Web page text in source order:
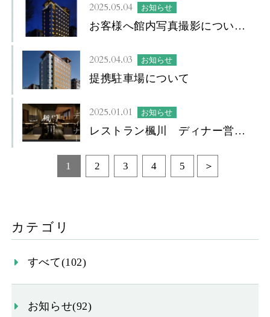
2025.05.04 お知らせ
お客様へ館内写真撮影について
2025.04.03 お知らせ
提携駐車場について
2025.01.01 お知らせ
レストラン楓川 ディナー営業
1 2 3 4 5
カテゴリ
すべて(102)
お知らせ(92)